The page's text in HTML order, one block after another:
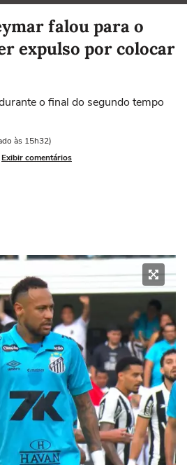
as notíciasfalou para o
expulso por colocar
o final do segundo tempo
às 15h32)
Exibir comentários